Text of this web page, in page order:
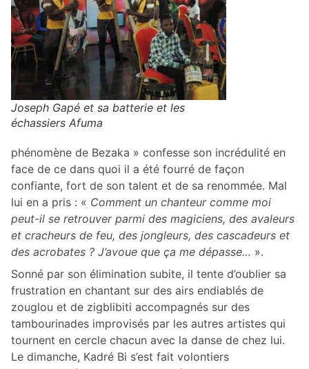
Joseph Gapé et sa batterie et les
échassiers Afuma
phénomène de Bezaka » confesse son incrédulité en
face de ce dans quoi il a été fourré de façon
confiante, fort de son talent et de sa renommée. Mal
lui en a pris : « Comment un chanteur comme moi
peut-il se retrouver parmi des magiciens, des avaleurs
et cracheurs de feu, des jongleurs, des cascadeurs et
des acrobates ? J’avoue que ça me dépasse… ».
Sonné par son élimination subite, il tente d’oublier sa
frustration en chantant sur des airs endiablés de
zouglou et de zigblibiti accompagnés sur des
tambourinades improvisés par les autres artistes qui
tournent en cercle chacun avec la danse de chez lui.
Le dimanche, Kadré Bi s’est fait volontiers